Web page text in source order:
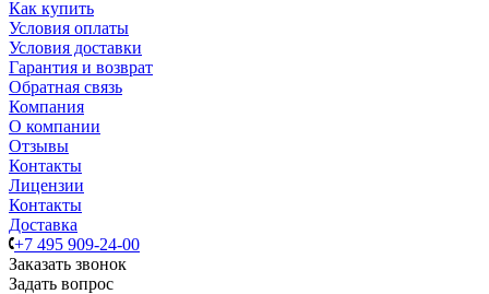
Как купить
Условия оплаты
Условия доставки
Гарантия и возврат
Обратная связь
Компания
О компании
Отзывы
Контакты
Лицензии
Контакты
Доставка
+7 495 909-24-00
Заказать звонок
Задать вопрос